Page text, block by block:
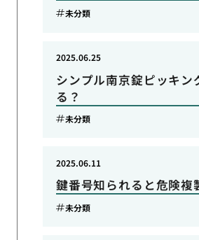
未分類
シンプル南京錠ピッキン
る？
2025.06.25
未分類
鍵番号知られると危険複
2025.06.11
未分類